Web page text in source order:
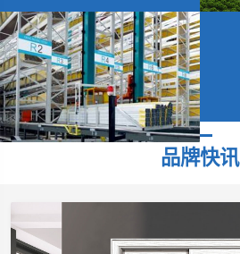
品牌快讯